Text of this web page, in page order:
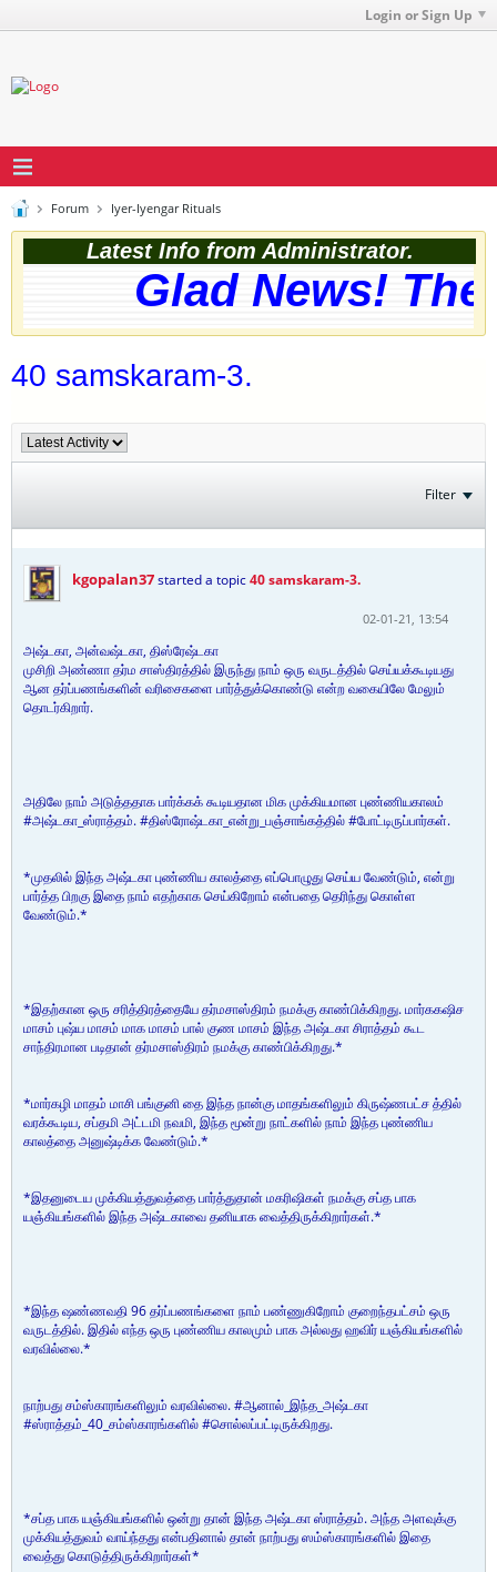
Login or Sign Up
Forum Iyer-Iyengar Rituals
Latest Info from Administrator.
Glad News! The
40 samskaram-3.
Filter
kgopalan37started a topic40 samskaram-3.
02-01-21, 13:54
அஷ்டகா, அன்வஷ்டகா, திஸ்ரேஷ்டகா
முசிறி அண்ணா தர்ம சாஸ்திரத்தில் இருந்து நாம் ஒரு வருடத்தில் செய்யக்கூடியது
ஆன தர்ப்பணங்களின் வரிசைகளை பார்த்துக்கொண்டு என்ற வகையிலே மேலும்
தொடர்கிறார்.
அதிலே நாம் அடுத்ததாக பார்க்கக் கூடியதான மிக முக்கியமான புண்ணியகாலம்
#அஷ்டகா_ஸ்ராத்தம். #திஸ்ரோஷ்டகா_என்று_பஞ்சாங்கத்தில் #போட்டிருப்பார்கள்.
*முதலில் இந்த அஷ்டகா புண்ணிய காலத்தை எப்பொழுது செய்ய வேண்டும், என்று
பார்த்த பிறகு இதை நாம் எதற்காக செய்கிறோம் என்பதை தெரிந்து கொள்ள
வேண்டும்.*
*இதற்கான ஒரு சரித்திரத்தையே தர்மசாஸ்திரம் நமக்கு காண்பிக்கிறது. மார்ககஷிச
மாசம் புஷ்ய மாசம் மாக மாசம் பால் குண மாசம் இந்த அஷ்டகா சிராத்தம் கூட
சாந்திரமான படிதான் தர்மசாஸ்திரம் நமக்கு காண்பிக்கிறது.*
*மார்கழி மாதம் மாசி பங்குனி தை இந்த நான்கு மாதங்களிலும் கிருஷ்ணபட்ச த்தில்
வரக்கூடிய, சப்தமி அட்டமி நவமி, இந்த மூன்று நாட்களில் நாம் இந்த புண்ணிய
காலத்தை அனுஷ்டிக்க வேண்டும்.*
*இதனுடைய முக்கியத்துவத்தை பார்த்துதான் மகரிஷிகள் நமக்கு சப்த பாக
யஞ்கியங்களில் இந்த அஷ்டகாவை தனியாக வைத்திருக்கிறார்கள்.*
*இந்த ஷண்ணவதி 96 தர்ப்பணங்களை நாம் பண்ணுகிறோம் குறைந்தபட்சம் ஒரு
வருடத்தில். இதில் எந்த ஒரு புண்ணிய காலமும் பாக அல்லது ஹவிர் யஞ்கியங்களில்
வரவில்லை.*
நாற்பது சம்ஸ்காரங்களிலும் வரவில்லை. #ஆனால்_இந்த_அஷ்டகா
#ஸ்ராத்தம்_40_சம்ஸ்காரங்களில் #சொல்லப்பட்டிருக்கிறது.
*சப்த பாக யஞ்கியங்களில் ஒன்று தான் இந்த அஷ்டகா ஸ்ராத்தம். அந்த அளவுக்கு
முக்கியத்துவம் வாய்ந்தது என்பதினால் தான் நாற்பது ஸம்ஸ்காரங்களில் இதை
வைத்து கொடுத்திருக்கிறார்கள்*